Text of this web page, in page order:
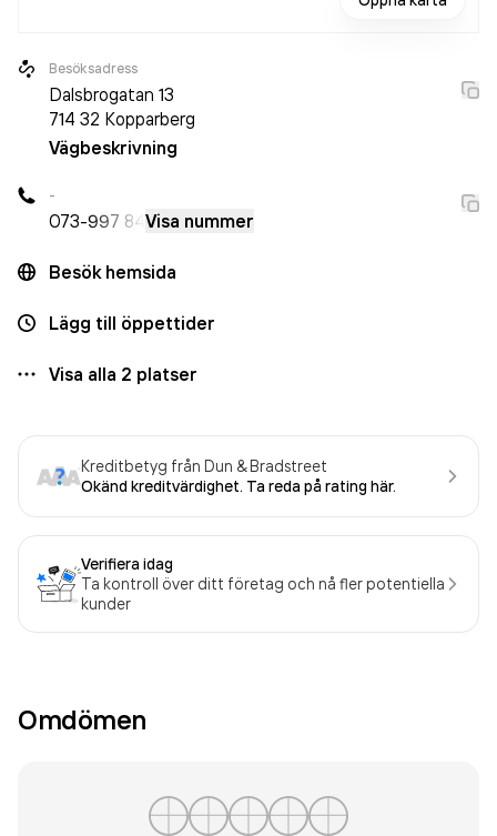
Besöksadress
Dalsbrogatan 13
714 32 Kopparberg
Vägbeskrivning
-
073-997 84 Visa nummer
Besök hemsida
Lägg till öppettider
Visa alla 2 platser
Kreditbetyg från Dun & Bradstreet
Okänd kreditvärdighet. Ta reda på rating här.
Verifiera idag
Ta kontroll över ditt företag och nå fler potentiella
kunder
Omdömen